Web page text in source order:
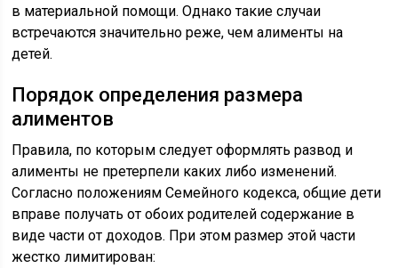
в материальной помощи. Однако такие случаи
встречаются значительно реже, чем алименты на
детей.
Порядок определения размера
алиментов
Правила, по которым следует оформлять развод и
алименты не претерпели каких либо изменений.
Согласно положениям Семейного кодекса, общие дети
вправе получать от обоих родителей содержание в
виде части от доходов. При этом размер этой части
жестко лимитирован: